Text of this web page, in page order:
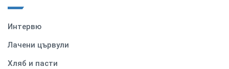
Интервю
Лачени цървули
Хляб и пасти